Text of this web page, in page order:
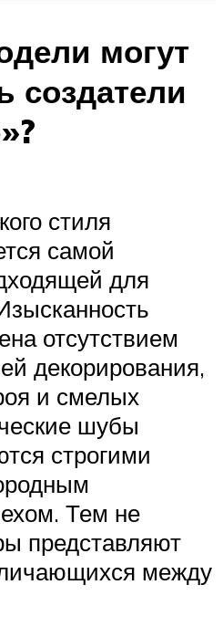
могут
создатели
стиля
самой
для
отсутствием
декорирования,
и смелых
шубы
строгими
Тем не
представляют
между